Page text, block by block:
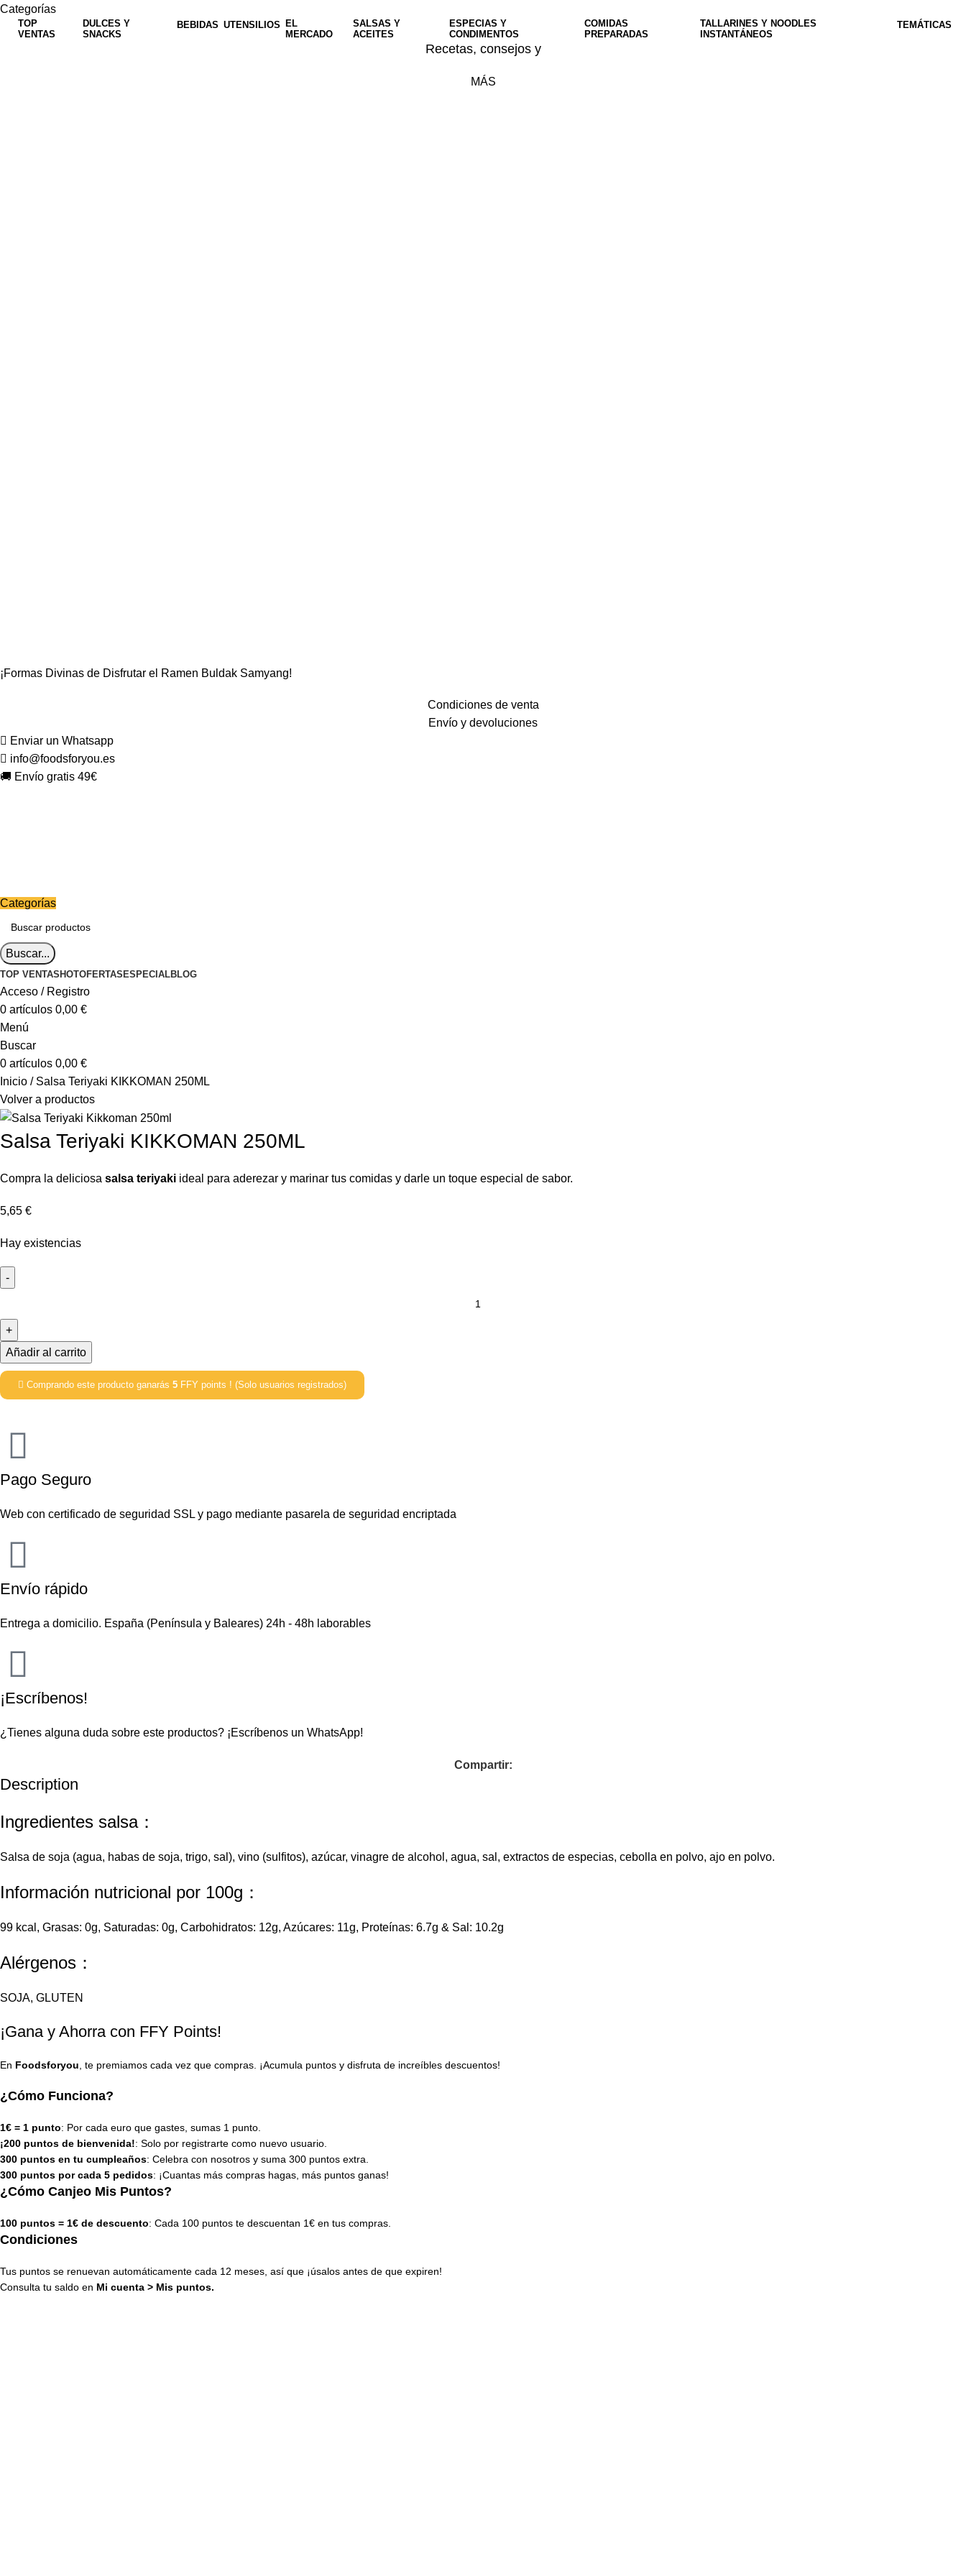
Categorías
TOP
VENTAS
DULCES Y
SNACKS
BEBIDAS UTENSILIOS
EL
MERCADO
SALSAS Y
ACEITES
ESPECIAS Y
CONDIMENTOS
COMIDAS
PREPARADAS
TALLARINES Y NOODLES
INSTANTÁNEOS
TEMÁTICAS
Recetas, consejos y
MÁS
¡Formas Divinas de Disfrutar el Ramen Buldak Samyang!
Condiciones de venta
Envío y devoluciones
Enviar un Whatsapp
info@foodsforyou.es
🚚 Envío gratis 49€
Categorías
Buscar...
TOP VENTAS HOTOFERTAS ESPECIALBLOG
Acceso / Registro
0 artículos 0,00 €
Menú
Buscar
0 artículos 0,00 €
Inicio
Salsa Teriyaki KIKKOMAN 250ML
Volver a productos
Salsa Teriyaki KIKKOMAN 250ML
Compra la deliciosa salsa teriyaki ideal para aderezar y marinar tus comidas y darle un toque especial de sabor.
5,65 €
Hay existencias
Añadir al carrito
Comprando este producto ganarás 5 FFY points ! (Solo usuarios registrados)
Pago Seguro
Web con certificado de seguridad SSL y pago mediante pasarela de seguridad encriptada
Envío rápido
Entrega a domicilio. España (Península y Baleares) 24h - 48h laborables
¡Escríbenos!
¿Tienes alguna duda sobre este productos? ¡Escríbenos un WhatsApp!
Compartir:
Description
Ingredientes salsa：
Salsa de soja (agua, habas de soja, trigo, sal), vino (sulfitos), azúcar, vinagre de alcohol, agua, sal, extractos de especias, cebolla en polvo, ajo en polvo.
Información nutricional por 100g：
99 kcal, Grasas: 0g, Saturadas: 0g, Carbohidratos: 12g, Azúcares: 11g, Proteínas: 6.7g & Sal: 10.2g
Alérgenos：
SOJA, GLUTEN
¡Gana y Ahorra con FFY Points!
En Foodsforyou, te premiamos cada vez que compras. ¡Acumula puntos y disfruta de increíbles descuentos!
¿Cómo Funciona?
1€ = 1 punto: Por cada euro que gastes, sumas 1 punto.
¡200 puntos de bienvenida!: Solo por registrarte como nuevo usuario.
300 puntos en tu cumpleaños: Celebra con nosotros y suma 300 puntos extra.
300 puntos por cada 5 pedidos: ¡Cuantas más compras hagas, más puntos ganas!
¿Cómo Canjeo Mis Puntos?
100 puntos = 1€ de descuento: Cada 100 puntos te descuentan 1€ en tus compras.
Condiciones
Tus puntos se renuevan automáticamente cada 12 meses, así que ¡úsalos antes de que expiren!
Consulta tu saldo en Mi cuenta > Mis puntos.